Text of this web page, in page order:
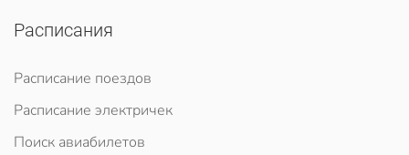
Расписания
Расписание поездов
Расписание электричек
Поиск авиабилетов